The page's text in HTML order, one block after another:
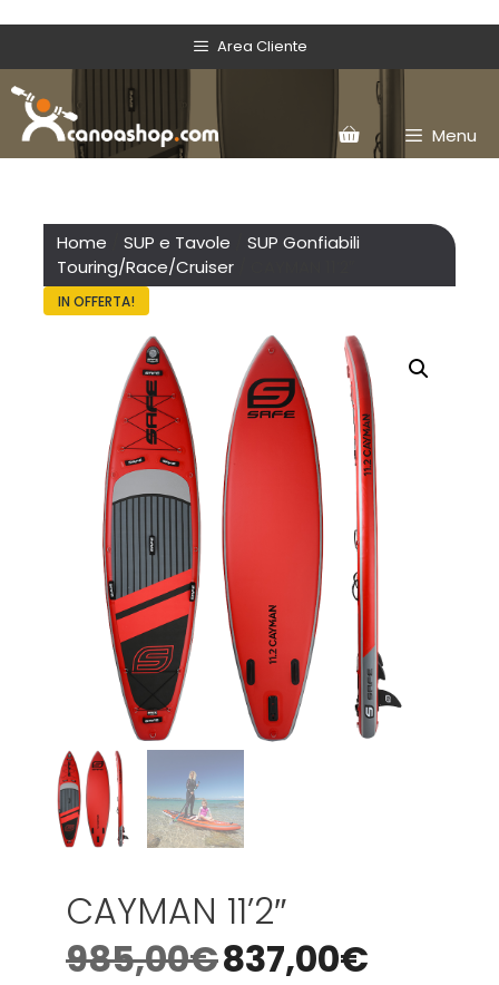
Area Cliente
Menu
Home SUP e Tavole
SUP Gonfiabili
Touring/Race/Cruiser
IN OFFERTA!
CAYMAN 11’2″
985,00€837,00€